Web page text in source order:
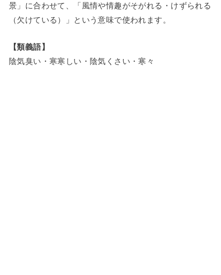
景」に合わせて、「風情や情趣がそがれる・けずられる
（欠けている）」という意味で使われます。
【類義語】
陰気臭い・寒寒しい・陰気くさい・寒々